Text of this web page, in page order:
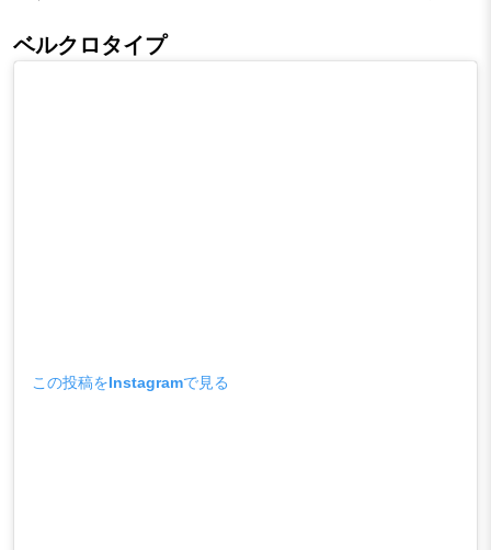
ベルクロタイプ
この投稿をInstagramで見る